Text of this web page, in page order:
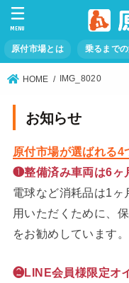
原付市場とは 乗るまで
MENU
HOME IMG_8020
お知らせ
原付市場が選ばれる4
❶整備済み車両は6ヶ
電球など消耗品は1ヶ
用いただくために、
をお勧めしています。
❷LINE会員様限定オ